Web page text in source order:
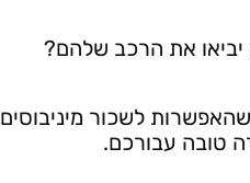
את הרכב שלהם?
לשכור מיניבוסים
טובה עבורכם.